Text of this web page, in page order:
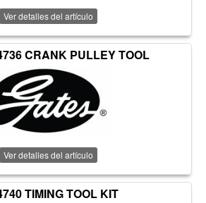
Ver detalles del artículo
CRANK PULLEY TOOL
Ver detalles del artículo
TIMING TOOL KIT